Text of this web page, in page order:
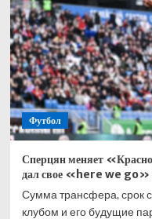
матчи
1/16
финала
ЧМ-2026
Футбол
Сперцян меняет
дал свое «here we go»
Сумма трансфера, срок
клубом и его будущие